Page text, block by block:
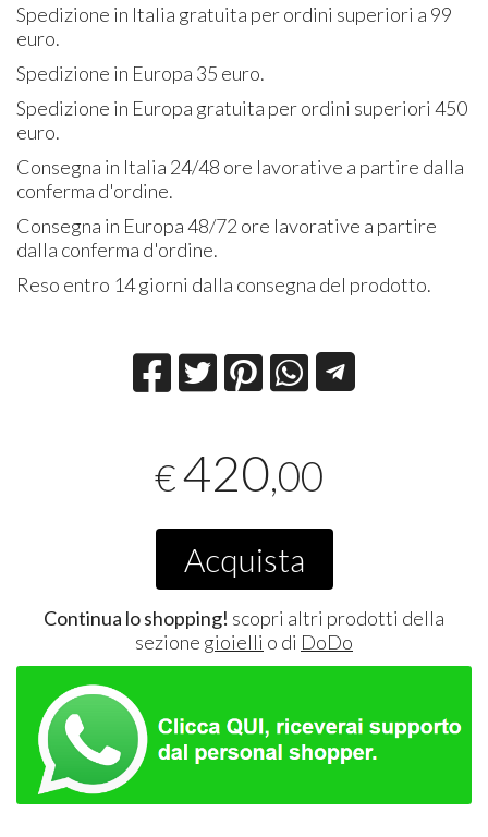
Spedizione in Italia gratuita per ordini superiori a 99
euro.
Spedizione in Europa 35 euro.
Spedizione in Europa gratuita per ordini superiori 450
euro.
Consegna in Italia 24/48 ore lavorative a partire dalla
conferma d'ordine.
Consegna in Europa 48/72 ore lavorative a partire
dalla conferma d'ordine.
Reso entro 14 giorni dalla consegna del prodotto.
€420,00
Acquista
Continua lo shopping! scopri altri prodotti della
sezione gioielli o di DoDo